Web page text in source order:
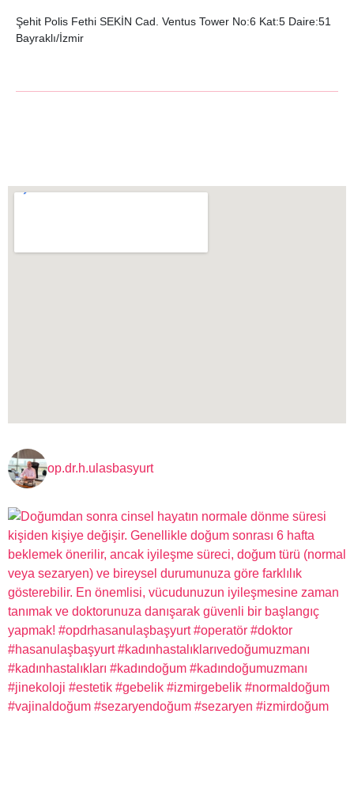
Şehit Polis Fethi SEKİN Cad. Ventus Tower No:6 Kat:5 Daire:51
Bayraklı/İzmir
op.dr.h.ulasbasyurt